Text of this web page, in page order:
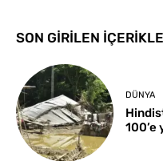
SON GİRİLEN
DÜNYA
100’e